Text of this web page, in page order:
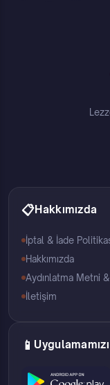
📋Hakkımızda
İptal & İade
Hakkımızda
Aydınlatma Metni
İletişim
📱